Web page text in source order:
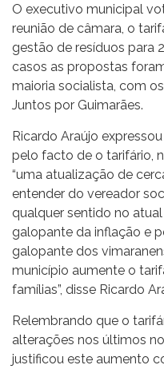
O executivo municipal
reunião de câmara, o
gestão de resíduos para
casos as propostas
maioria socialista, com
Juntos por Guimarães.
Ricardo Araújo
pelo facto de o tarifário,
“uma atualização de
entender do vereador
qualquer sentido no
galopante da inflação e
galopante dos
município aumente o
famílias”, disse Ricardo
Relembrando que o
alterações nos últimos
justificou este aumento